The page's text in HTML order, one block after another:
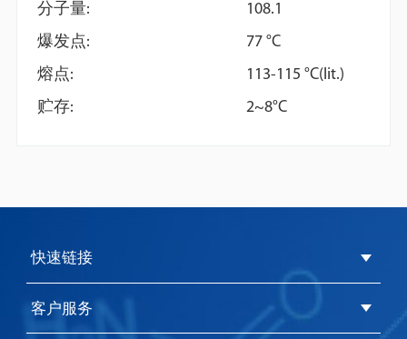
分子量:
108.1
爆发点:
77 °C
熔点:
113-115 °C(lit.)
贮存:
2~8°C
快速链接
客户服务